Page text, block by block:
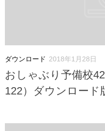
ダウンロード 2018年1月28日
おしゃぶり予備校
122）ダウンロード